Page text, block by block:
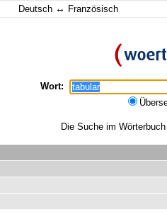
Deutsch ↔ Französisch
Wort:
Die Suche im